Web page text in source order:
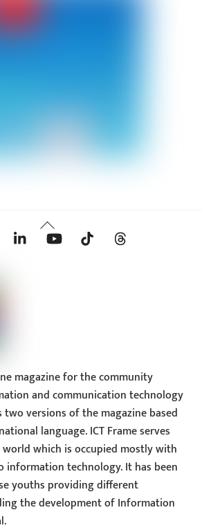
Back
To
InstagramLinkedin YouTube Tiktok
magazine for the community
and communication technology
versions of the magazine based
language. ICT Frame serves
world which is occupied mostly with
information technology. It has been
youths providing different
the development of Information